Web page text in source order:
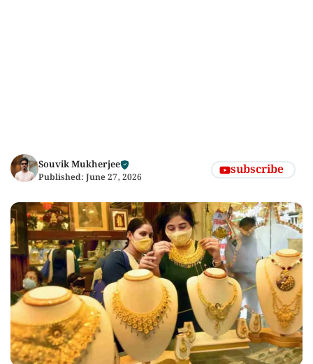
Souvik Mukherjee
Published: June 27, 2026 subscribe